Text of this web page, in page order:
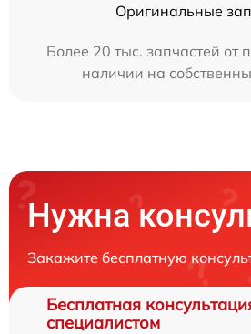
Оригинальные
Более 20 тыс. запчастей от
наличии на
Нужна
Закажите бесплатную
Бесплатная
специалистом